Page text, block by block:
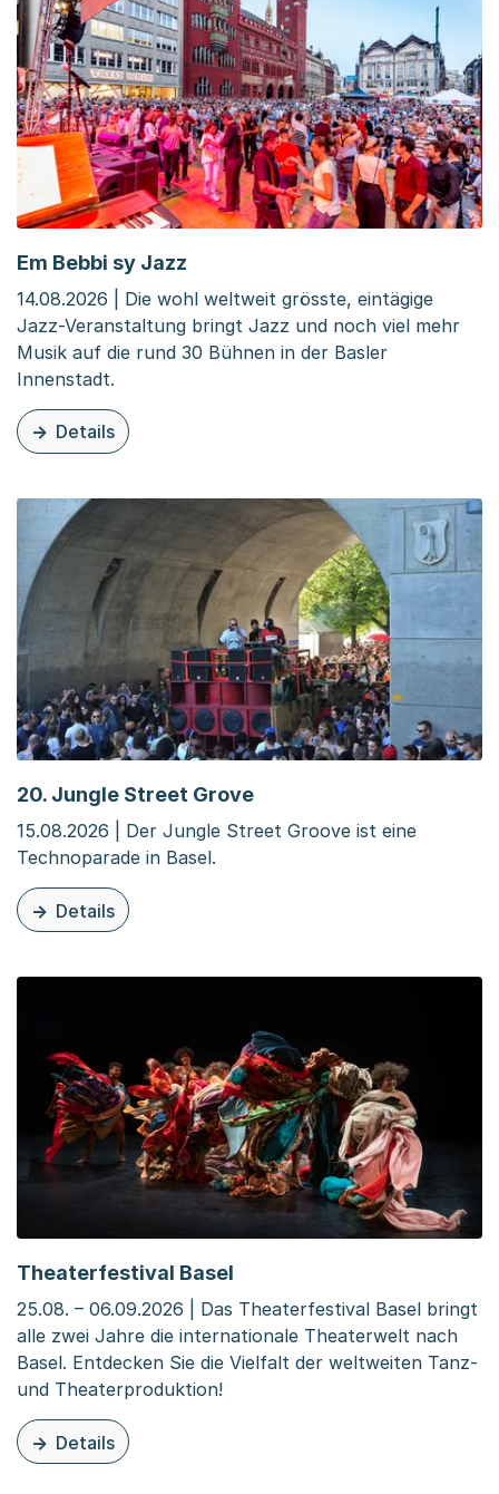
Em Bebbi sy Jazz
14.08.2026 | Die wohl weltweit grösste, eintägige
Jazz-Veranstaltung bringt Jazz und noch viel mehr
Musik auf die rund 30 Bühnen in der Basler
Innenstadt.
Details
zu dieser Veranstaltung: Em Bebbi sy Jazz
20. Jungle Street Grove
15.08.2026 | Der Jungle Street Groove ist eine
Technoparade in Basel.
Details
zu dieser Veranstaltung: 20. Jungle Street Grove
Theaterfestival Basel
25.08. – 06.09.2026 | Das Theaterfestival Basel bringt
alle zwei Jahre die internationale Theaterwelt nach
Basel. Entdecken Sie die Vielfalt der weltweiten Tanz-
und Theaterproduktion!
Details
zu dieser Veranstaltung: Theaterfestival Basel